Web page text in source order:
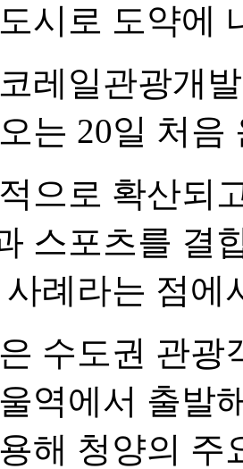
시로 도약에
레일관광개
는 20일 처
으로 확산되
스포츠를 결
례라는 점에
수도권 관광
역에서 출발
해 청양의